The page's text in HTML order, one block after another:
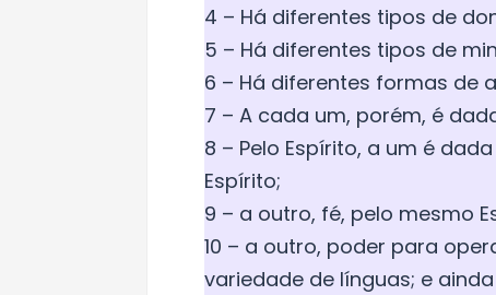
4 – Há diferentes tipos de
5 – Há diferentes tipos de
6 – Há diferentes formas de
7 – A cada um, porém, é
8 – Pelo Espírito, a um é
Espírito;
9 – a outro, fé, pelo mesmo
10 – a outro, poder para
variedade de línguas; e